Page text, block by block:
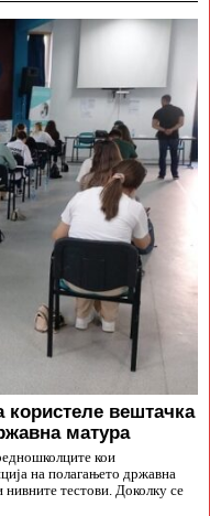
вештачка
матура
кои
на полагањето државна
нивните тестови. Доколку се